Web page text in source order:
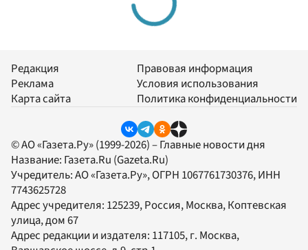
Редакция
Реклама
Карта сайта
Правовая информация
Условия использования
Политика конфиденциальности
© АО «Газета.Ру» (1999-2026) – Главные новости дня
Название: Газета.Ru (Gazeta.Ru)
Учредитель:АО «Газета.Ру», ОГРН 1067761730376, ИНН
7743625728
Адрес учредителя: 125239, Россия, Москва, Коптевская
улица, дом 67
Адрес редакции и издателя: 117105, г. Москва,